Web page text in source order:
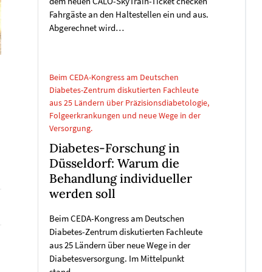
Fahrgäste an den Haltestellen ein und aus.
Abgerechnet wird…
Beim CEDA-Kongress am Deutschen
Diabetes-Zentrum diskutierten Fachleute
aus 25 Ländern über Präzisionsdiabetologie,
Folgeerkrankungen und neue Wege in der
Versorgung.
Diabetes-Forschung in
Düsseldorf: Warum die
Behandlung individueller
werden soll
Beim CEDA-Kongress am Deutschen
Diabetes-Zentrum diskutierten Fachleute
aus 25 Ländern über neue Wege in der
Diabetesversorgung. Im Mittelpunkt